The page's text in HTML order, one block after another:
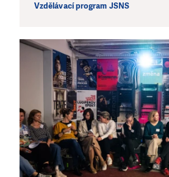
Vzdělávací program JSNS